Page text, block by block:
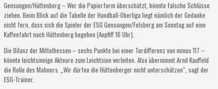
Gensungen/Hüttenberg – Wer die Papierform überschätzt, könnte falsche Schlüsse
ziehen. Beim Blick auf die Tabelle der Handball-Oberliga liegt nämlich der Gedanke
nicht fern, dass sich die Spieler der ESG Gensungen/Felsberg am Sonntag auf eine
Kaffeefahrt nach Hüttenberg begeben (Anpfiff 16 Uhr).
Die Bilanz der Mittelhessen – sechs Punkte bei einer Tordifferenz von minus 117 –
könnte leichtsinnige Akteure zum Leichtsinn verleiten. Also übernimmt Arnd Kauffeld
die Rolle des Mahners. „Wir dürfen die Hüttenberger nicht unterschätzen“, sagt der
ESG-Trainer.